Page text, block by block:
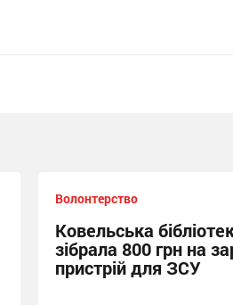
Волонтерство
Ковельська
зібрала 800 грн на
пристрій для ЗСУ